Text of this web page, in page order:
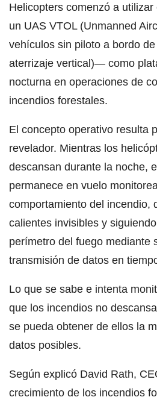
Helicopters comenzó a
un UAS VTOL (Unmanned
vehículos sin piloto a bordo
aterrizaje vertical)— como
nocturna en operaciones de
incendios forestales.
El concepto operativo resulta
revelador. Mientras los
descansan durante la noche,
permanece en vuelo
comportamiento del incendio,
calientes invisibles y
perímetro del fuego mediante
transmisión de datos en
Lo que se sabe e intenta
que los incendios no
se pueda obtener de ellos la
datos posibles.
Según explicó David Rath,
crecimiento de los incendios